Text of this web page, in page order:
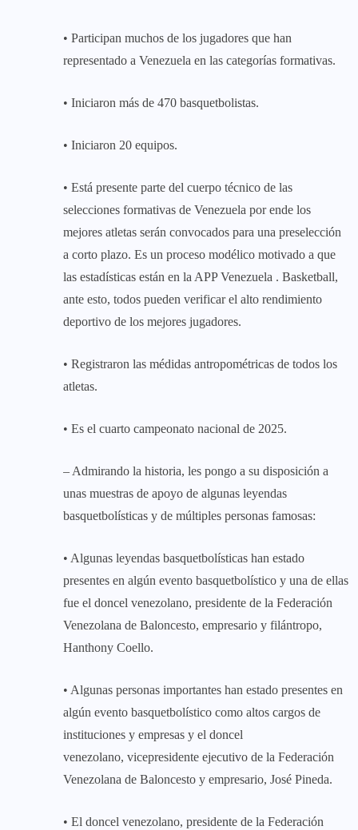
• Participan muchos de los jugadores que han
representado a Venezuela en las categorías formativas.
• Iniciaron más de 470 basquetbolistas.
• Iniciaron 20 equipos.
• Está presente parte del cuerpo técnico de las
selecciones formativas de Venezuela por ende los
mejores atletas serán convocados para una preselección
a corto plazo. Es un proceso modélico motivado a que
las estadísticas están en la APP Venezuela . Basketball,
ante esto, todos pueden verificar el alto rendimiento
deportivo de los mejores jugadores.
• Registraron las médidas antropométricas de todos los
atletas.
• Es el cuarto campeonato nacional de 2025.
– Admirando la historia, les pongo a su disposición a
unas muestras de apoyo de algunas leyendas
basquetbolísticas y de múltiples personas famosas:
• Algunas leyendas basquetbolísticas han estado
presentes en algún evento basquetbolístico y una de ellas
fue el doncel venezolano, presidente de la Federación
Venezolana de Baloncesto, empresario y filántropo,
Hanthony Coello.
• Algunas personas importantes han estado presentes en
algún evento basquetbolístico como altos cargos de
instituciones y empresas y el doncel
venezolano, vicepresidente ejecutivo de la Federación
Venezolana de Baloncesto y empresario, José Pineda.
• El doncel venezolano, presidente de la Federación